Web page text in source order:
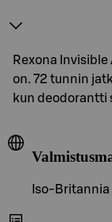
Rexona
on. 72 tunnin
kun deodorantti
Iso-Britannia